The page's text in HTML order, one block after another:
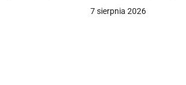
7 sierpnia 2026